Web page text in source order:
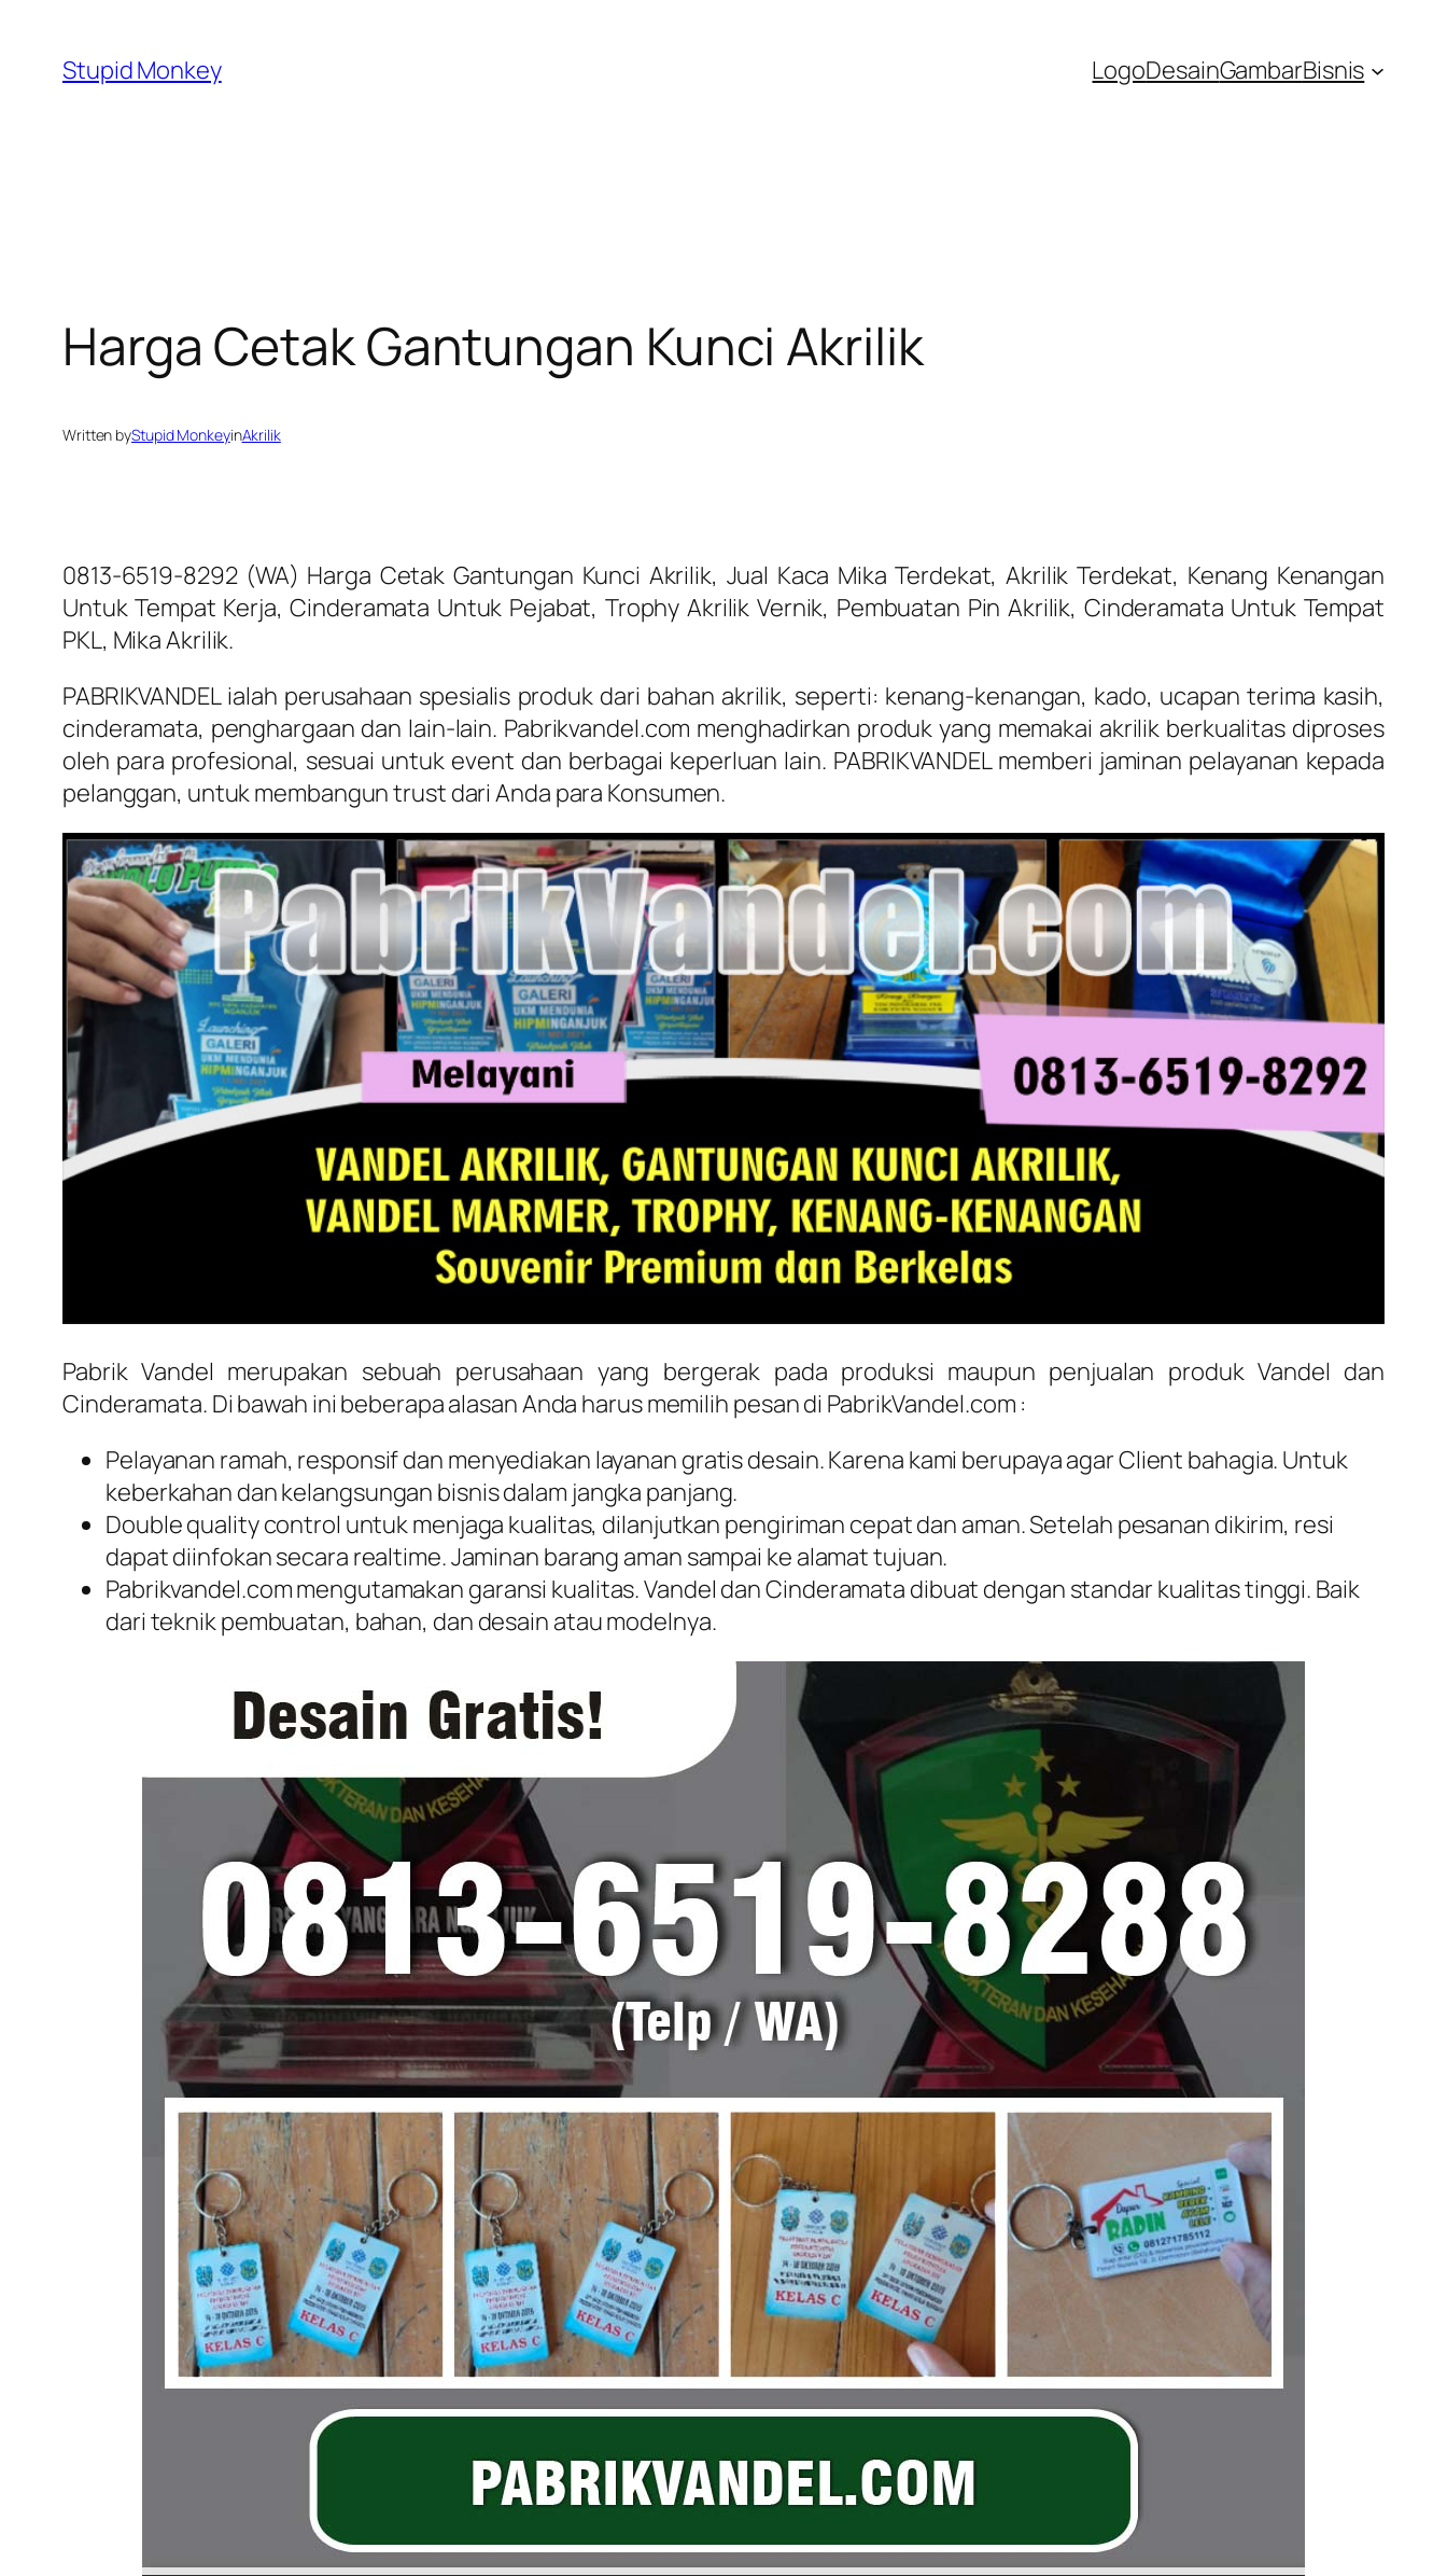
content
Stupid Monkey LogoDesainGambarBisnis
Harga Cetak Gantungan Kunci Akrilik
Written byStupid MonkeyinAkrilik
0813-6519-8292 (WA) Harga Cetak Gantungan Kunci Akrilik, Jual Kaca Mika Terdekat, Akrilik Terdekat, Kenang Kenangan
Untuk Tempat Kerja, Cinderamata Untuk Pejabat, Trophy Akrilik Vernik, Pembuatan Pin Akrilik, Cinderamata Untuk Tempat
PKL, Mika Akrilik.
PABRIKVANDEL ialah perusahaan spesialis produk dari bahan akrilik, seperti: kenang-kenangan, kado, ucapan terima kasih,
cinderamata, penghargaan dan lain-lain. Pabrikvandel.com menghadirkan produk yang memakai akrilik berkualitas diproses
oleh para profesional, sesuai untuk event dan berbagai keperluan lain. PABRIKVANDEL memberi jaminan pelayanan kepada
pelanggan, untuk membangun trust dari Anda para Konsumen.
Pabrik Vandel merupakan sebuah perusahaan yang bergerak pada produksi maupun penjualan produk Vandel dan
Cinderamata. Di bawah ini beberapa alasan Anda harus memilih pesan di PabrikVandel.com :
Pelayanan ramah, responsif dan menyediakan layanan gratis desain. Karena kami berupaya agar Client bahagia. Untuk
keberkahan dan kelangsungan bisnis dalam jangka panjang.
Double quality control untuk menjaga kualitas, dilanjutkan pengiriman cepat dan aman. Setelah pesanan dikirim, resi
dapat diinfokan secara realtime. Jaminan barang aman sampai ke alamat tujuan.
Pabrikvandel.com mengutamakan garansi kualitas. Vandel dan Cinderamata dibuat dengan standar kualitas tinggi. Baik
dari teknik pembuatan, bahan, dan desain atau modelnya.